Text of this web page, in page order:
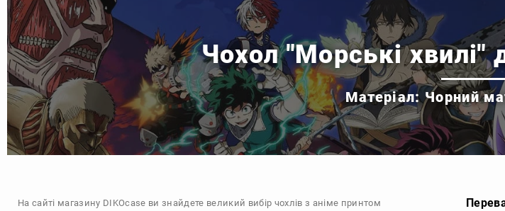
Чохол "Морські хвилі"
Матеріал: Чорний
На сайті магазину DIKOcase ви знайдете великий вибір чохлів з аніме принтом